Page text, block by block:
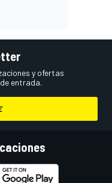
y ofertas
entrada.